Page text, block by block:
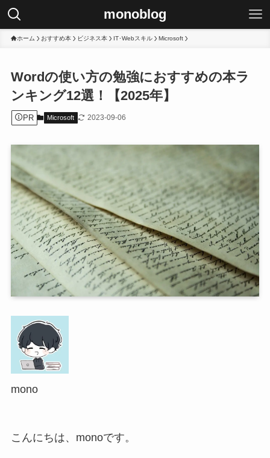
monoblog
ホーム おすすめ本 ビジネス本 IT･Webスキル Microsoft
Wordの使い方の勉強におすすめの本ラ
ンキング12選！【2025年】
PR Microsoft 2023-09-06
mono
こんにちは、monoです。